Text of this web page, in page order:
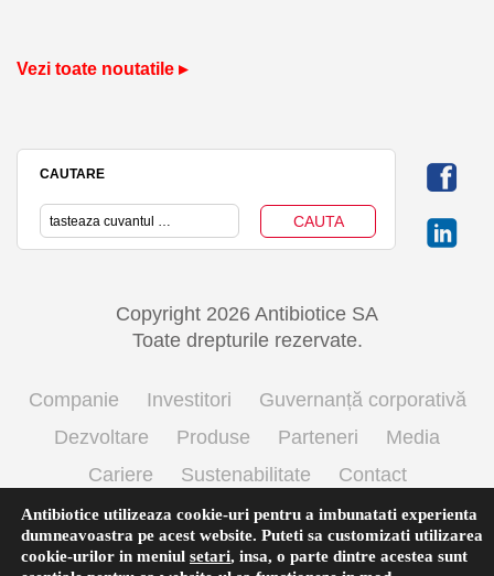
Vezi toate noutatile ▸
CAUTARE
Copyright 2026 Antibiotice SA
Toate drepturile rezervate.
Companie Investitori
Guvernanță corporativă
Dezvoltare
Produse Parteneri
Media
Cariere
Sustenabilitate
Contact
Termeni si conditii de utilizare
Politica cookie
Prelucrarea datelor cu caracter personal
Antibiotice utilizeaza cookie-uri pentru a imbunatati experienta
dumneavoastra pe acest website. Puteti sa customizati utilizarea
cookie-urilor in meniul setari, insa, o parte dintre acestea sunt